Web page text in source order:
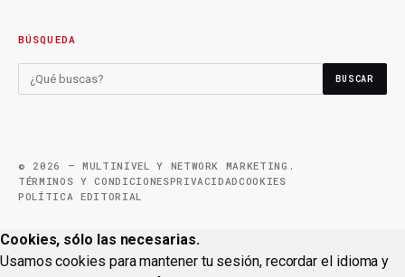
BÚSQUEDA
BUSCAR
© 2026 — MULTINIVEL Y NETWORK MARKETING.
TÉRMINOS Y CONDICIONESPRIVACIDADCOOKIES
POLÍTICA EDITORIAL
Cookies, sólo las necesarias.
Usamos cookies para mantener tu sesión, recordar el idioma y